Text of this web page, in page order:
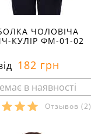
ЧОЛОВІЧА
КУЛІР ФМ-01-02
182 грн
Отзывов (2)